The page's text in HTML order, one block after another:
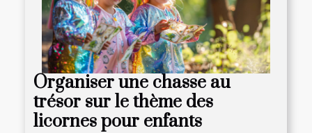
Organiser une chasse au
trésor sur le thème des
licornes pour enfants